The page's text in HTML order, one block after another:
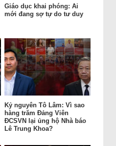
Giáo dục khai phóng: Ai
mới đang sợ tự do tư duy
Kỷ nguyên Tô Lâm: Vì sao
hàng trăm Đảng Viên
ĐCSVN lại ủng hộ Nhà báo
Lê Trung Khoa?